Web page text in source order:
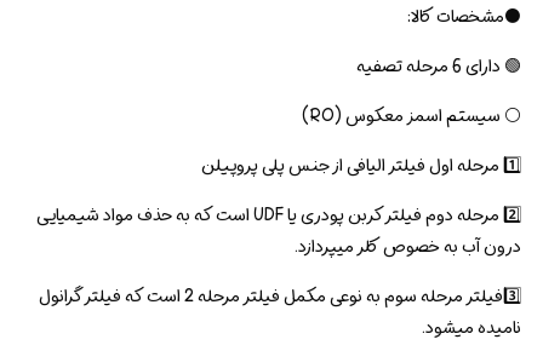
⚫مشخصات کالا:
🟢 دارای 6 مرحله تصفیه
⚪ سیستم اسمز معکوس (RO)
1️⃣ مرحله اول فیلتر الیافی از جنس پلی پروپیلن
2️⃣ مرحله دوم فیلتر کربن پودری یا UDF است که به حذف مواد شیمیایی
درون آب به خصوص کلر میپردازد.
3️⃣فیلتر مرحله سوم به نوعی مکمل فیلتر مرحله 2 است که فیلتر گرانول
نامیده میشود.